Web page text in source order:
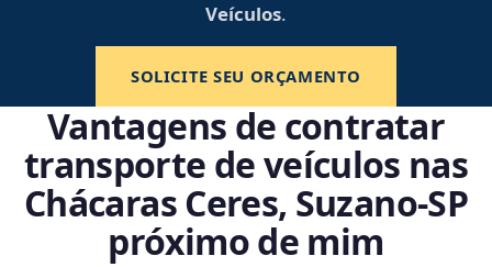
Veículos.
SOLICITE SEU ORÇAMENTO
Vantagens de contratar
transporte de veículos nas
Chácaras Ceres, Suzano‑SP
próximo de mim